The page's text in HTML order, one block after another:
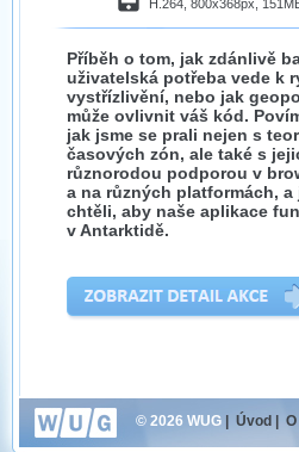
H.264, 800x368px,
Příběh o tom, jak zdánlivě
uživatelská potřeba vede k
vystřízlivění, nebo jak
může ovlivnit váš kód.
jak jsme se prali nejen s
časových zón, ale také s
různorodou podporou v
a na různých platformách, a
chtěli, aby naše aplikace
v Antarktidě.
© 2026 WUG Úvod